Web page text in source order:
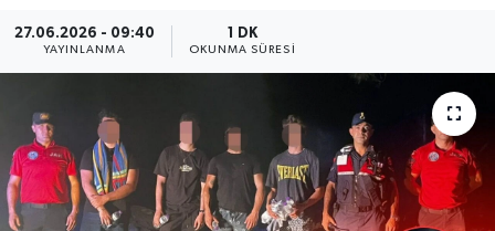
27.06.2026 - 09:40
YAYINLANMA
1 DK
OKUNMA SÜRESI
Ekonomi
Dünya
Resmi Reklamlar
Son Dakika Haberleri